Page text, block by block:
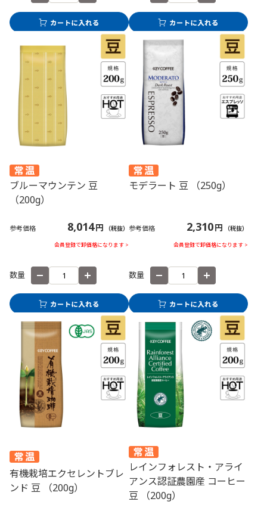
ブルーマウンテン 豆
（200g）
参考価格 8,014円 （税抜）
会員登録で卸価格になります >
数量
モデラート 豆 （250g）
参考価格 2,310円 （税抜）
会員登録で卸価格になります >
数量
有機栽培エクセレントブレ
ンド 豆 （200g）
レインフォレスト・アライ
アンス認証農園産 コーヒー
豆 （200g）